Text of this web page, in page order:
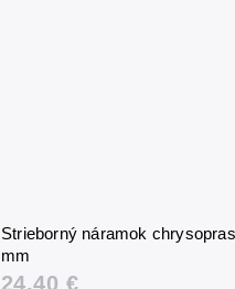
Strieborný náramok
mm
24,40 €